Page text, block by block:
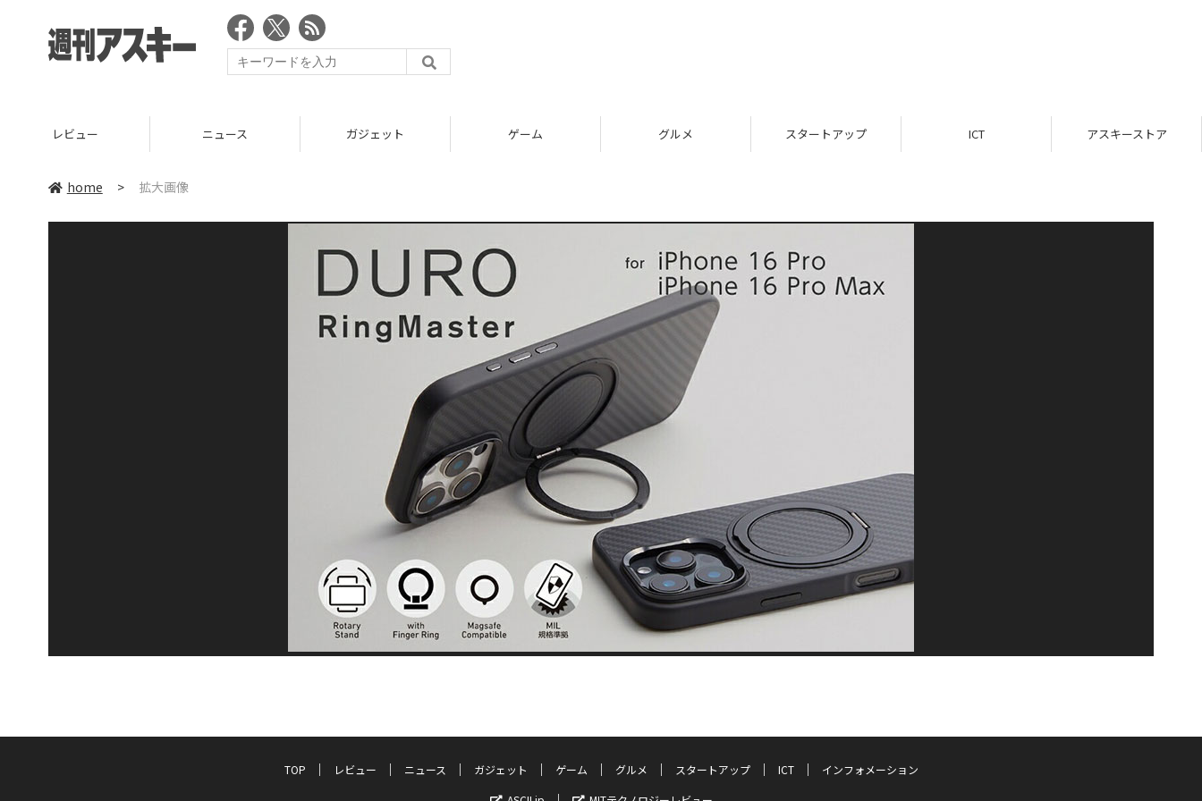
レビュー ニュース ガジェット ゲーム グルメ スタートアップ ICT アスキーストア
home > 拡大画像
TOP レビュー ニュース ガジェット ゲーム グルメ スタートアップ ICT
インフォメーション